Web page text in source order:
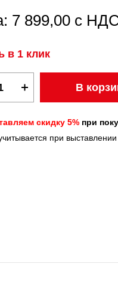
7 899,00 с
в 1 клик
В
скидку 5% при
при выставлении